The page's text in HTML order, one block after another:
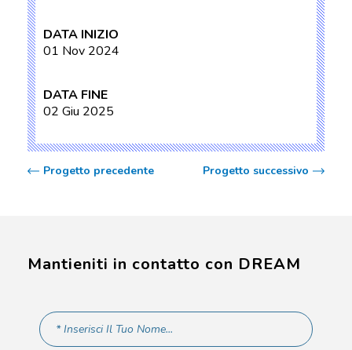
DATA INIZIO
01 Nov 2024
DATA FINE
02 Giu 2025
Progetto precedente Progetto successivo
Mantieniti in contatto con DREAM